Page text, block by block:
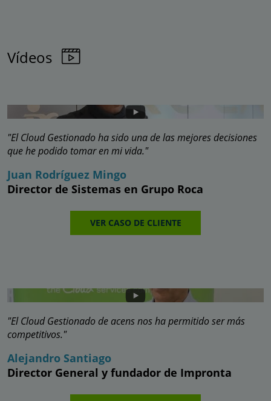
Vídeos
"El Cloud Gestionado ha sido una de las mejores decisiones
que he podido tomar en mi vida."
Juan Rodríguez Mingo
Director de Sistemas en Grupo Roca
VER CASO DE CLIENTE
"El Cloud Gestionado de acens nos ha permitido ser más
competitivos."
Alejandro Santiago
Director General y fundador de Impronta